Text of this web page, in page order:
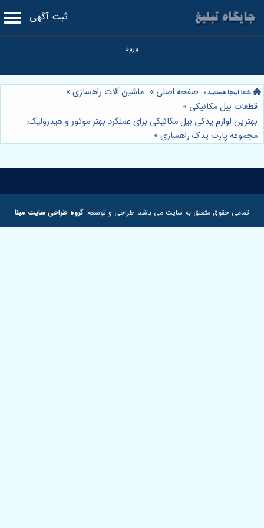
ثبت آگهی
صفحه اصلی » ماشین آلات راهسازی»
قطعات بیل مکانیکی »
بهترین لوازم یدکی بیل مکانیکی برای عملکرد بهتر موتور و هیدرولیک:
مجموعه پارت یدک راهسازی»
تمامی حقوق متعلق به سایت می باشد. طراحی و توسعه: گروه طراحی سایت مبنا